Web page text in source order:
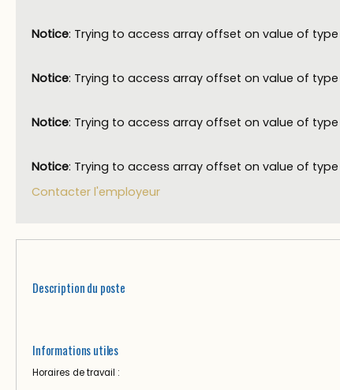
Notice: Trying to access array offset on value of
Notice: Trying to access array offset on value of
Notice: Trying to access array offset on value of
Notice: Trying to access array offset on value of
Contacter l'employeur
Description du poste
Informations utiles
Horaires de travail :